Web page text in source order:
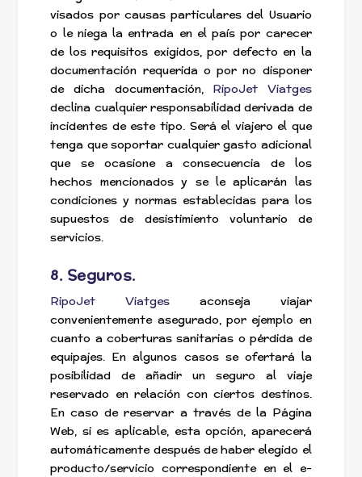
visados por causas particulares del Usuario
o le niega la entrada en el país por carecer
de los requisitos exigidos, por defecto en la
documentación requerida o por no disponer
de dicha documentación, RipoJet Viatges
declina cualquier responsabilidad derivada de
incidentes de este tipo. Será el viajero el que
tenga que soportar cualquier gasto adicional
que se ocasione a consecuencia de los
hechos mencionados y se le aplicarán las
condiciones y normas establecidas para los
supuestos de desistimiento voluntario de
servicios.
8. Seguros.
RipoJet Viatges aconseja viajar
convenientemente asegurado, por ejemplo en
cuanto a coberturas sanitarias o pérdida de
equipajes. En algunos casos se ofertará la
posibilidad de añadir un seguro al viaje
reservado en relación con ciertos destinos.
En caso de reservar a través de la Página
Web, si es aplicable, esta opción, aparecerá
automáticamente después de haber elegido el
producto/servicio correspondiente en el e-